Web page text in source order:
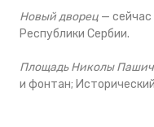
Новый дворец — сейчас
Республики Сербии.
Площадь Николы
и фонтан;